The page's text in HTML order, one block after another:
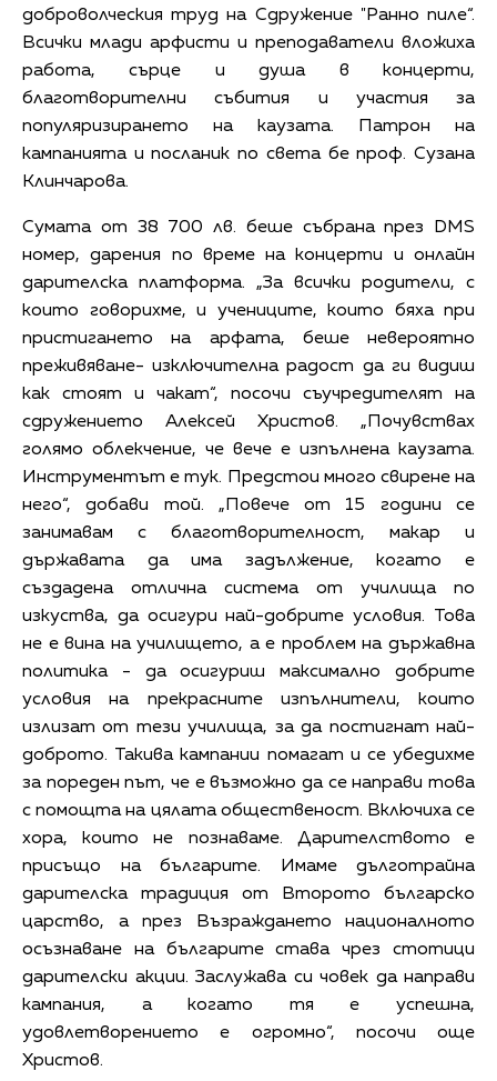
доброволческия труд на Сдружение "Ранно пиле“.
Всички млади арфисти и преподаватели вложиха
работа, сърце и душа в концерти,
благотворителни събития и участия за
популяризирането на каузата. Патрон на
кампанията и посланик по света бе проф. Сузана
Клинчарова.
Сумата от 38 700 лв. беше събрана през DMS
номер, дарения по време на концерти и онлайн
дарителска платформа. „За всички родители, с
които говорихме, и учениците, които бяха при
пристигането на арфата, беше невероятно
преживяване- изключителна радост да ги видиш
как стоят и чакат“, посочи съучредителят на
сдружението Алексей Христов. „Почувствах
голямо облекчение, че вече е изпълнена каузата.
Инструментът е тук. Предстои много свирене на
него“, добави той. „Повече от 15 години се
занимавам с благотворителност, макар и
държавата да има задължение, когато е
създадена отлична система от училища по
изкуства, да осигури най-добрите условия. Това
не е вина на училището, а е проблем на държавна
политика - да осигуриш максимално добрите
условия на прекрасните изпълнители, които
излизат от тези училища, за да постигнат най-
доброто. Такива кампании помагат и се убедихме
за пореден път, че е възможно да се направи това
с помощта на цялата общественост. Включиха се
хора, които не познаваме. Дарителството е
присъщо на българите. Имаме дълготрайна
дарителска традиция от Второто българско
царство, а през Възраждането националното
осъзнаване на българите става чрез стотици
дарителски акции. Заслужава си човек да направи
кампания, а когато тя е успешна,
удовлетворението е огромно“, посочи още
Христов.